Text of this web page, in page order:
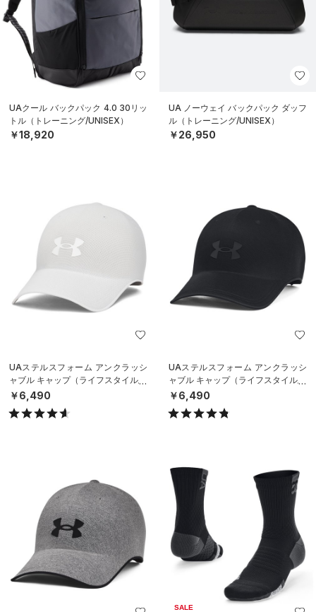
UAクール バックパック 4.0 30リッ
トル（トレーニング/UNISEX）
￥18,920
UA ノーウェイ バックパック ダッフ
ル（トレーニング/UNISEX）
￥26,950
UAステルスフォーム アンクラッシ
ャブル キャップ（ライフスタイル/U
NISEX）
￥6,490
UAステルスフォーム アンクラッシ
ャブル キャップ（ライフスタイル/U
NISEX）
￥6,490
SALE